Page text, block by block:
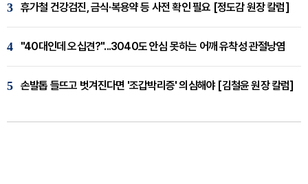
3 휴가철 건강검진, 금식·복용약 등 사전 확인 필요 [정도감 원장 칼럼]
4 "40대인데 오십견?"...3040도 안심 못하는 어깨 유착성 관절낭염
5 손발톱 들뜨고 벗겨진다면 '조갑박리증' 의심해야 [김철윤 원장 칼럼]